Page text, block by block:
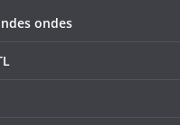
ondes